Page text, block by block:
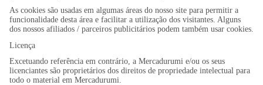
As cookies são usadas em algumas áreas do nosso site para permitir a
funcionalidade desta área e facilitar a utilização dos visitantes. Alguns
dos nossos afiliados / parceiros publicitários podem também usar cookies.
Licença
Excetuando referência em contrário, a Mercadurumi e/ou os seus
licenciantes são proprietários dos direitos de propriedade intelectual para
todo o material em Mercadurumi.